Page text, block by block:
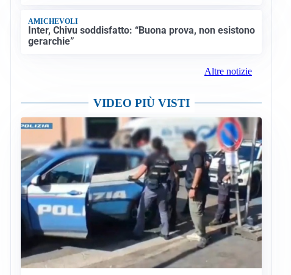
AMICHEVOLI
Inter, Chivu soddisfatto: “Buona prova, non esistono
gerarchie”
Altre notizie
VIDEO PIÙ VISTI